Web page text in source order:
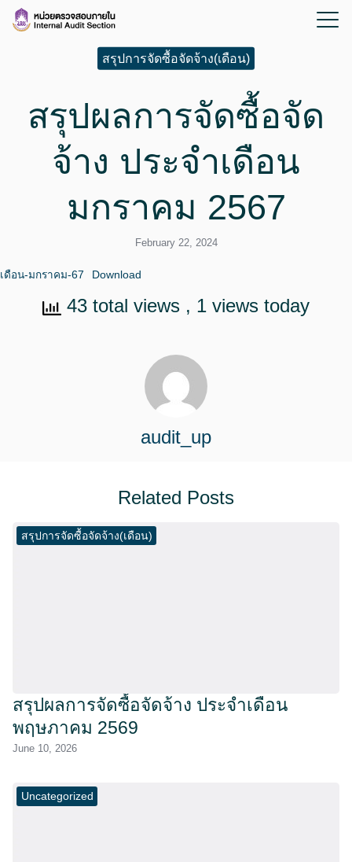
สรุปการจัดซื้อจัดจ้าง(เดือน)
สรุปผลการจัดซื้อจัด
จ้าง ประจำเดือน
มกราคม 2567
February 22, 2024
เดือน-มกราคม-67 Download
43 total views , 1 views today
audit_up
Related Posts
สรุปการจัดซื้อจัดจ้าง(เดือน)
สรุปผลการจัดซื้อจัดจ้าง ประจำเดือน
พฤษภาคม 2569
June 10, 2026
Uncategorized